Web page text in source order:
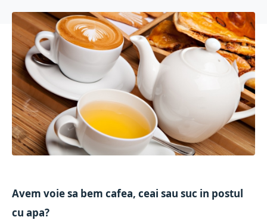
Avem voie sa bem cafea, ceai sau suc in postul
cu apa?